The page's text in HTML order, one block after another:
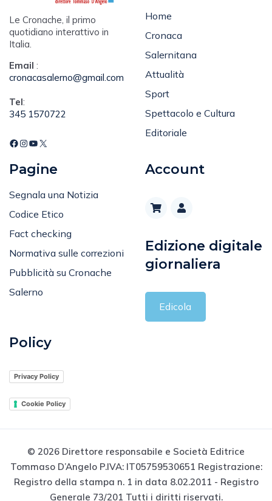
Le Cronache, il primo
quotidiano interattivo in
Italia.
Email :
cronacasalerno@gmail.com
Tel:
345 1570722
Home
Cronaca
Salernitana
Attualità
Sport
Spettacolo e Cultura
Editoriale
Pagine
Segnala una Notizia
Codice Etico
Fact checking
Normativa sulle correzioni
Pubblicità su Cronache
Salerno
Account
Edizione digitale
giornaliera
Edicola
Policy
Privacy Policy
Cookie Policy
© 2026 Direttore responsabile e Società Editrice
Tommaso D’Angelo P.IVA: IT05759530651 Registrazione:
Registro della stampa n. 1 in data 8.02.2011 - Registro
Generale 73/201 Tutti i diritti riservati.